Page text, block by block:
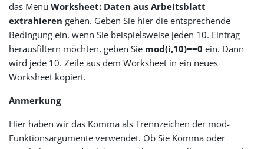
das MenüWorksheet: Daten aus Arbeitsblatt
extrahieren gehen. Geben Sie hier die entsprechende
Bedingung ein, wenn Sie beispielsweise jeden 10. Eintrag
herausfiltern möchten, geben Sie mod(i,10)==0 ein. Dann
wird jede 10. Zeile aus dem Worksheet in ein neues
Worksheet kopiert.
Anmerkung
Hier haben wir das Komma als Trennzeichen der mod-
Funktionsargumente verwendet. Ob Sie Komma oder